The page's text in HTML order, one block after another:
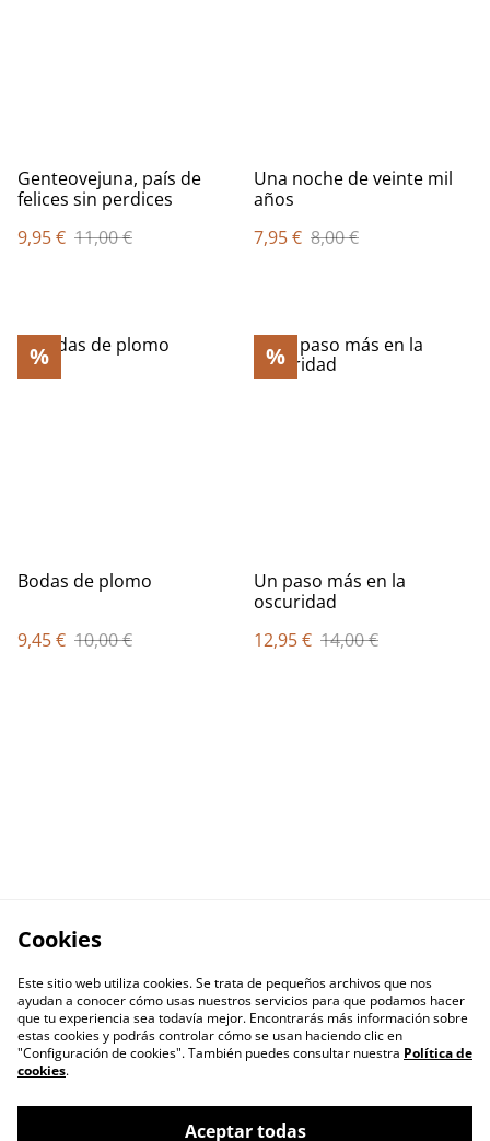
Genteovejuna, país de
felices sin perdices
9,95 € 11,00 €
Una noche de veinte mil
años
7,95 € 8,00 €
%
Bodas de plomo
9,45 € 10,00 €
%
Un paso más en la
oscuridad
12,95 € 14,00 €
Cookies
Este sitio web utiliza cookies. Se trata de pequeños archivos que nos
ayudan a conocer cómo usas nuestros servicios para que podamos hacer
que tu experiencia sea todavía mejor. Encontrarás más información sobre
estas cookies y podrás controlar cómo se usan haciendo clic en
"Configuración de cookies". También puedes consultar nuestra Política de
cookies.
Aceptar todas